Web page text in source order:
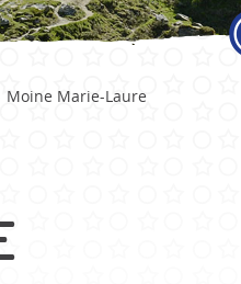
ADMINISTRATION
Moine Marie-Laure